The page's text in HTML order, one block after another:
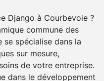
Django à Courbevoie ?
commune des
se spécialise dans la
sur mesure,
de votre entreprise.
dans le développement